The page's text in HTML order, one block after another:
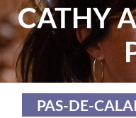
CATHY
PAS-DE-